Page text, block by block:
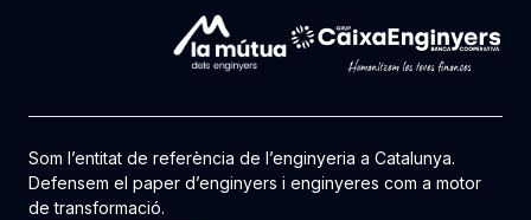
Som l’entitat de referència de l’enginyeria a Catalunya.
Defensem el paper d’enginyers i enginyeres com a motor
de transformació.